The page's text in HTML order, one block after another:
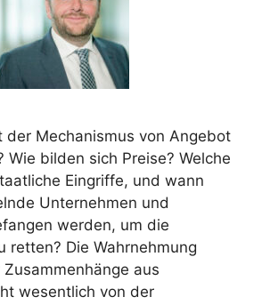
der Mechanismus von Angebot
Wie bilden sich Preise? Welche
Eingriffe, und wann
Unternehmen und
werden, um die
retten? Die Wahrnehmung
aus
wesentlich von der